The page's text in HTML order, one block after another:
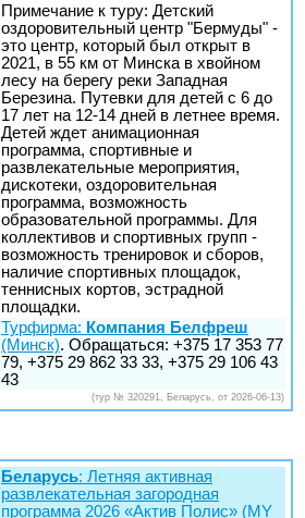
Примечание к туру: Детский
оздоровительный центр "Бермуды" -
это центр, который был открыт в
2021, в 55 км от Минска в хвойном
лесу на берегу реки Западная
Березина. Путевки для детей с 6 до
17 лет на 12-14 дней в летнее время.
Детей ждет анимационная
программа, спортивные и
развлекательные мероприятия,
дискотеки, оздоровительная
программа, возможность
образовательной программы. Для
коллективов и спортивных групп -
возможность тренировок и сборов,
наличие спортивных площадок,
теннисных кортов, эстрадной
площадки.
Турфирма: Компания Белфреш
(Минск). Обращаться: +375 17 353 77
79, +375 29 862 33 33, +375 29 106 43
43
(тур № 320291, Беларусь, от 2026-06-13)
Беларусь: Летняя активная
развлекательная загородная
программа 2026 «Актив Полис» (MY